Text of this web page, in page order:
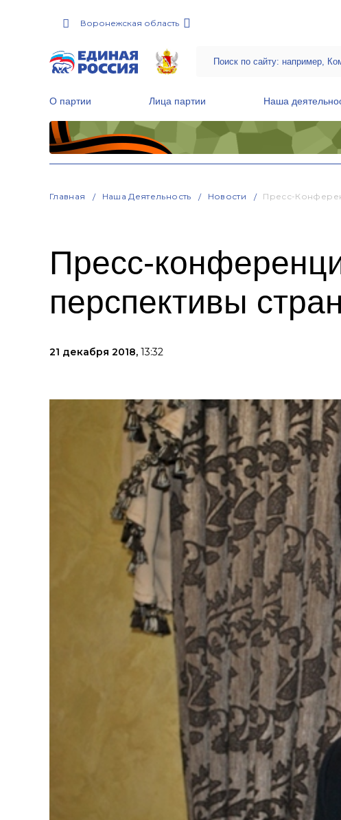
Воронежская область
О партии Лица партии Наша
Главная Наша Деятельность Новости Пресс-
Пресс-
перспективы
21 декабря 2018, 13:32